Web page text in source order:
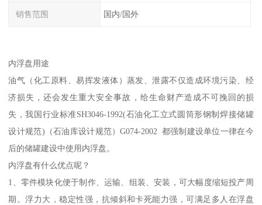
销售范围 国内/国外
内浮盘用途
油气（化工原料、易挥发液体）蒸发、泄露不仅造成环境污染、经
济损失，还会发生重大安全事故，给生命财产造成不可挽回的损
失，我国行业标准SH3046-1992(石油化工立式圆筒形钢制焊接储罐
设计规范)（石油库设计规范）G074-2002 都强制建设单位一律在今
后的储罐建设中使用内浮盘。
内浮盘有什么优点呢？
1、零件模块化便于制作、运输、组装、安装，可大幅度缩短投产周
期。浮力大，稳定性强，抗倾斜和卡死能力强，可满足多人在浮盘